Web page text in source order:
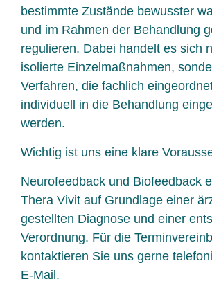
bestimmte Zustände bewusster
und im Rahmen der Behandlung
regulieren. Dabei handelt es sich
isolierte Einzelmaßnahmen,
Verfahren, die fachlich
individuell in die Behandlung
werden.
Wichtig ist uns eine klare
Neurofeedback und Biofeedback
Thera Vivit auf Grundlage einer
gestellten Diagnose und einer
Verordnung. Für die
kontaktieren Sie uns gerne
E-Mail.